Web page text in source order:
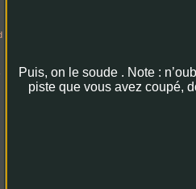
Puis, on le soude . Note :
piste que vous avez coupé,